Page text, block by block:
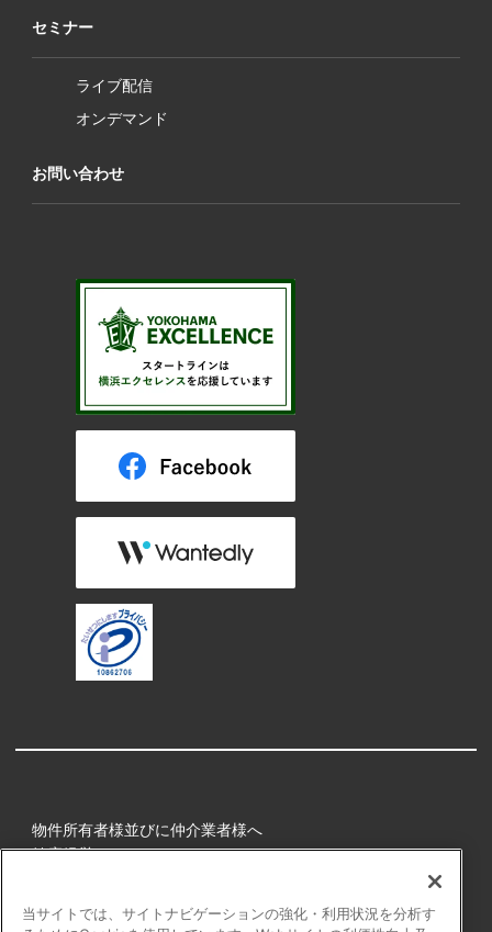
セミナー
ライブ配信
オンデマンド
お問い合わせ
物件所有者様並びに仲介業者様へ
健康経営
当サイトでは、サイトナビゲーションの強化・利用状況を分析す